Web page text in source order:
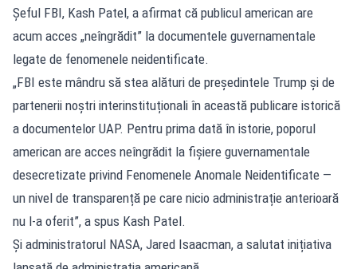
Șeful FBI, Kash Patel, a afirmat că publicul american are
acum acces „neîngrădit” la documentele guvernamentale
legate de fenomenele neidentificate.
„FBI este mândru să stea alături de președintele Trump și de
partenerii noștri interinstituționali în această publicare istorică
a documentelor UAP. Pentru prima dată în istorie, poporul
american are acces neîngrădit la fișiere guvernamentale
desecretizate privind Fenomenele Anomale Neidentificate —
un nivel de transparență pe care nicio administrație anterioară
nu l-a oferit”, a spus Kash Patel.
Și administratorul NASA, Jared Isaacman, a salutat inițiativa